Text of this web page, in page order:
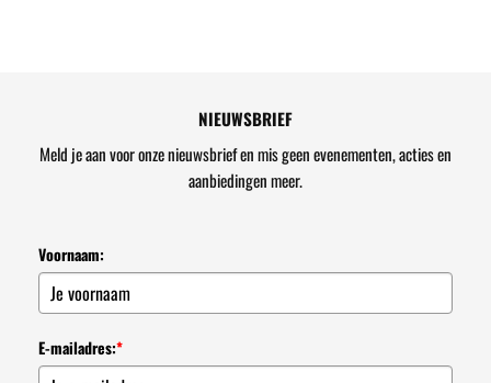
NIEUWSBRIEF
Meld je aan voor onze nieuwsbrief en mis geen evenementen, acties en
aanbiedingen meer.
Voornaam:
E-mailadres:*